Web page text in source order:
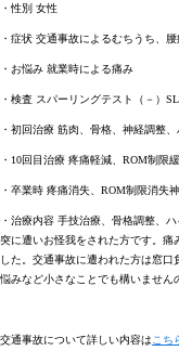
・性別 女性
・症状 交通事故によるむちうち、腰
・お悩み 就業時による痛み
・検査 スパーリングテスト（－）
・初回治療 筋肉、骨格、神経調整
・10回目治療 疼痛軽減、ROM制限
・卒業時 疼痛消失、ROM制限消失
・治療内容 手技治療、骨格調整、
突に遭いお怪我をされた方です。痛
した。交通事故に遭われた方は窓
悩みなど小さなことでも構いません
交通事故について詳しい内容は こち